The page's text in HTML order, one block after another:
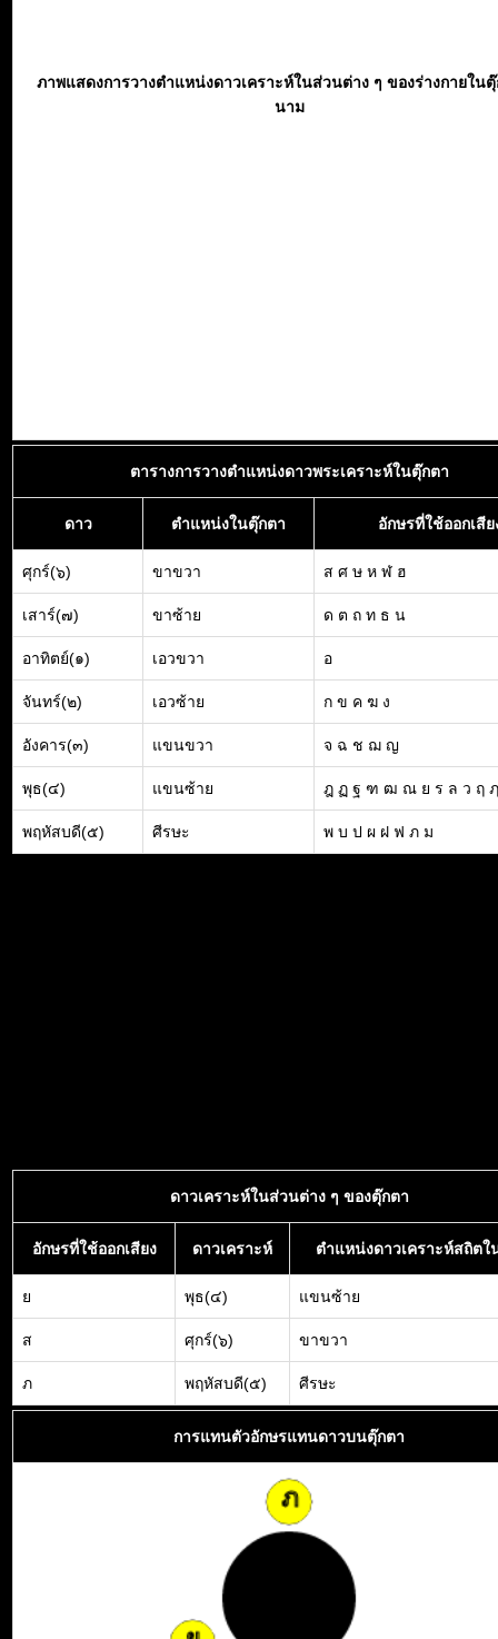
ภาพแสดงการวางตำแหน่งดาวเคราะห์ในส่วนต่าง ๆ ของร่างกายใน
นาม
ตารางการวางตำแหน่งดาวพระเคราะห์ในตุ๊กตา
ดาว ตำแหน่งในตุ๊กตา อักษรที่ใช้ออกเสีย
ศุกร์(๖) ขาขวา ส ศ ษ ห ฬ ฮ
เสาร์(๗) ขาซ้าย ด ต ถ ท ธ น
อาทิตย์(๑) เอวขวา อ
จันทร์(๒) เอวซ้าย ก ข ค ฆ ง
อังคาร(๓) แขนขวา จ ฉ ช ฌ ญ
พุธ(๔) แขนซ้าย ฎ ฏ ฐ ฑ ฒ ณ ย ร ล ว ฤ ฦ
พฤหัสบดี(๕) ศีรษะ พ บ ป ผ ฝ ฟ ภ ม
ดาวเคราะห์ในส่วนต่าง ๆ ของตุ๊กตา
อักษรที่ใช้ออกเสียง ดาวเคราะห์ ตำแหน่งดาวเคราะห์สถิตใ
ย พุธ(๔) แขนซ้าย
ส ศุกร์(๖) ขาขวา
ภ พฤหัสบดี(๕) ศีรษะ
การแทนตัวอักษรแทนดาวบนตุ๊กตา